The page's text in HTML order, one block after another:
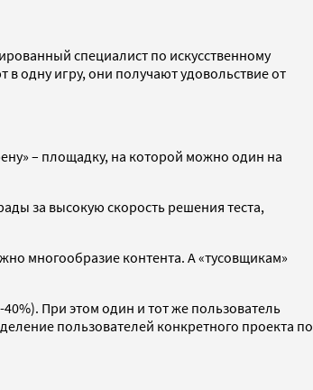
специалист по искусственному
одну игру, они получают удовольствие от
– площадку, на которой можно один на
за высокую скорость решения теста,
многообразие контента. А «тусовщикам»
При этом один и тот же пользователь
пользователей конкретного проекта по